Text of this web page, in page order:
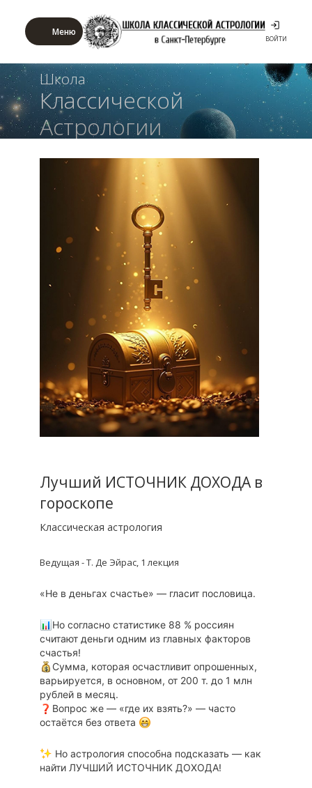
Меню
ВОЙТИ
Школа
Классической
Астрологии
Лучший ИСТОЧНИК ДОХОДА в
гороскопе
Классическая астрология
Ведущая - Т. Де Эйрас, 1 лекция
«Не в деньгах счастье» — гласит пословица.
Но согласно статистике 88 % россиян
считают деньги одним из главных факторов
счастья!
Сумма, которая осчастливит опрошенных,
варьируется, в основном, от 200 т. до 1 млн
рублей в месяц.
Вопрос же — «где их взять?» — часто
остаётся без ответа
Но астрология способна подсказать — как
найти ЛУЧШИЙ ИСТОЧНИК ДОХОДА!